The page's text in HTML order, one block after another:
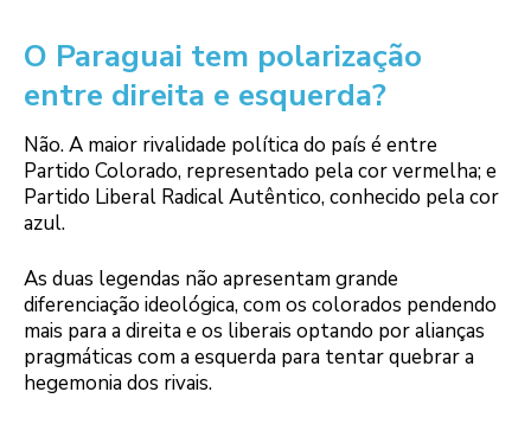
O Paraguai tem polarização
entre direita e esquerda?
Não. A maior rivalidade política do país é entre
Partido Colorado, representado pela cor vermelha; e
Partido Liberal Radical Autêntico, conhecido pela cor
azul.
As duas legendas não apresentam grande
diferenciação ideológica, com os colorados pendendo
mais para a direita e os liberais optando por alianças
pragmáticas com a esquerda para tentar quebrar a
hegemonia dos rivais.